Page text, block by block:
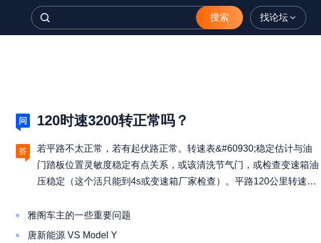
搜索 找论坛
问 120时速3200转正常吗？
答
若平路不太正常，若有起伏路正常。转速表&#60930;稳定估计与油
门踏板位置灵敏度稳定有点关系，或该清洗节气门，或检查变速箱油
压稳定（这个活只能到4s或变速箱厂家检查）。平路120公里转速原
雅阁车主的一些重要问题
唐新能源 VS Model Y